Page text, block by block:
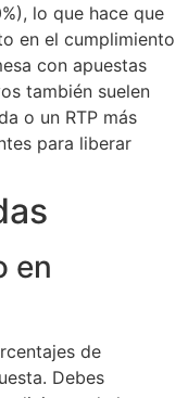
lo que hace que
en el cumplimiento
con apuestas
también suelen
o un RTP más
para liberar
en
de
Debes